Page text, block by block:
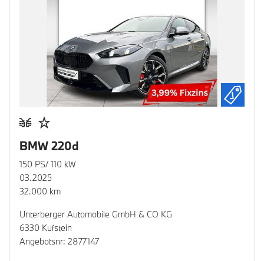
BMW 220d
150 PS/ 110 kW
03.2025
32.000 km
Unterberger Automobile GmbH & CO KG
6330 Kufstein
Angebotsnr: 2877147